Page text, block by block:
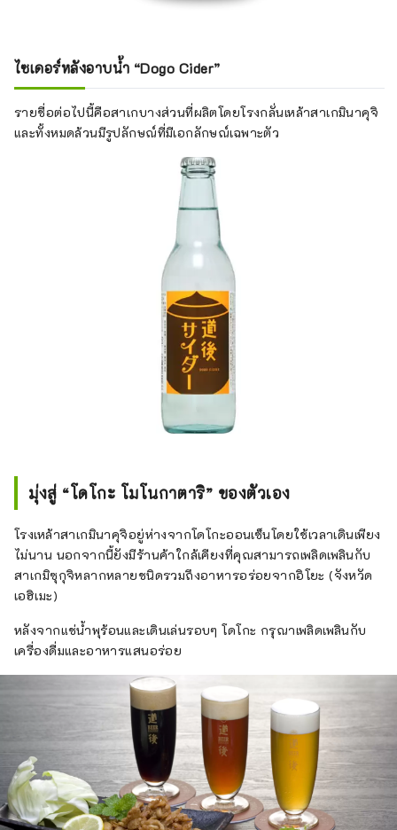
ไซเดอร์หลังอาบน้ำ “Dogo Cider”
รายชื่อต่อไปนี้คือสาเกบางส่วนที่ผลิตโดยโรงกลั่นเหล้าสาเกมินาคุจิ
และทั้งหมดล้วนมีรูปลักษณ์ที่มีเอกลักษณ์เฉพาะตัว
มุ่งสู่ “โดโกะ โมโนกาตาริ” ของตัวเอง
โรงเหล้าสาเกมินาคุจิอยู่ห่างจากโดโกะออนเซ็นโดยใช้เวลาเดินเพียง
ไม่นาน นอกจากนี้ยังมีร้านค้าใกล้เคียงที่คุณสามารถเพลิดเพลินกับ
สาเกมิซุกุจิหลากหลายชนิดรวมถึงอาหารอร่อยจากอิโยะ (จังหวัด
เอฮิเมะ)
หลังจากแช่น้ำพุร้อนและเดินเล่นรอบๆ โดโกะ กรุณาเพลิดเพลินกับ
เครื่องดื่มและอาหารแสนอร่อย